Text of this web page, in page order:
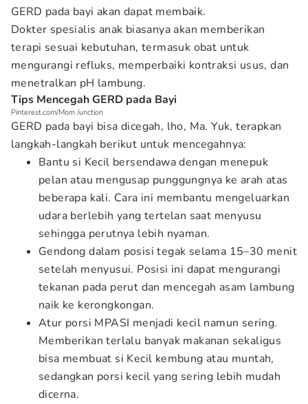
GERD pada bayi akan dapat membaik.
Dokter spesialis anak biasanya akan memberikan
terapi sesuai kebutuhan, termasuk obat untuk
mengurangi refluks, memperbaiki kontraksi usus, dan
menetralkan pH lambung.
Tips Mencegah GERD pada Bayi
Pinterest.com/Mom Junction
GERD pada bayi bisa dicegah, lho, Ma. Yuk, terapkan
langkah-langkah berikut untuk mencegahnya:
Bantu si Kecil bersendawa dengan menepuk
pelan atau mengusap punggungnya ke arah atas
beberapa kali. Cara ini membantu mengeluarkan
udara berlebih yang tertelan saat menyusu
sehingga perutnya lebih nyaman.
Gendong dalam posisi tegak selama 15–30 menit
setelah menyusui. Posisi ini dapat mengurangi
tekanan pada perut dan mencegah asam lambung
naik ke kerongkongan.
Atur porsi MPASI menjadi kecil namun sering.
Memberikan terlalu banyak makanan sekaligus
bisa membuat si Kecil kembung atau muntah,
sedangkan porsi kecil yang sering lebih mudah
dicerna.